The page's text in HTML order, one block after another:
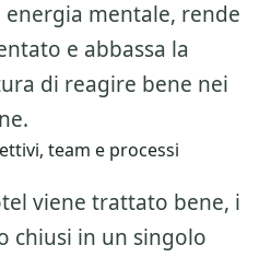
mentale, rende
e abbassa la
di reagire bene nei
team e processi
viene trattato bene, i
chiusi in un singolo